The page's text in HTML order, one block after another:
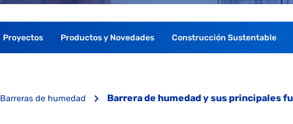
Proyectos Productos y Novedades Construcción Sustentable
Barreras de humedad Barrera de humedad y sus principales